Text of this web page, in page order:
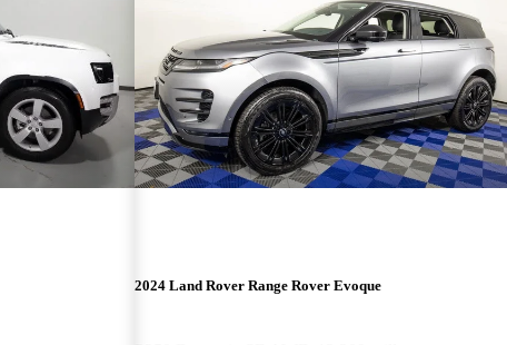
2024 Land Rover Range Rover Evoque